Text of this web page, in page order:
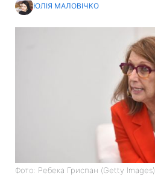
ЮЛІЯ МАЛОВІЧКО
Фото: Ребека Гриспан (Getty Images)